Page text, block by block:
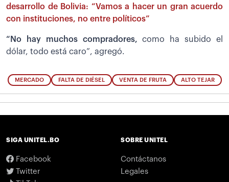
desarrollo de Bolivia: “Vamos a hacer un gran acuerdo
con instituciones, no entre políticos”
“No hay muchos compradores,como ha subido el
dólar, todo está caro”, agregó.
MERCADO FALTA DE DIÉSEL VENTA DE FRUTA ALTO TEJAR
SIGA UNITEL.BO
Facebook
Twitter
SOBRE UNITEL
Contáctanos
Legales